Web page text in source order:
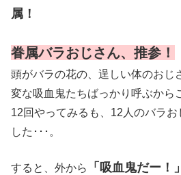
属！
眷属バラおじさん、推参！
頭がバラの花の、逞しい体のおじ
変な吸血鬼たちばっかり呼ぶから
12回やってみるも、12人のバラ
した･･･。
すると、外から 「吸血鬼だー！」